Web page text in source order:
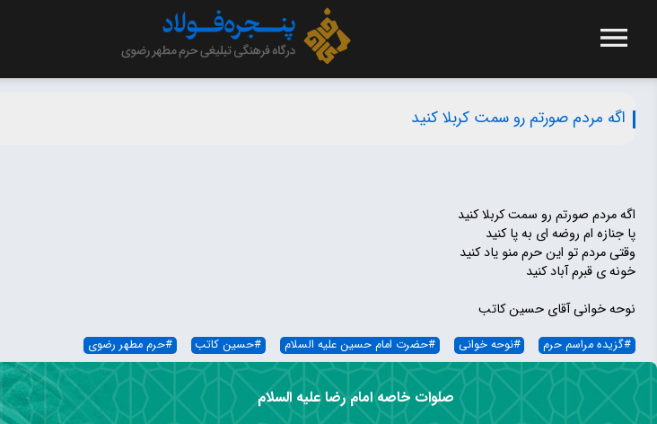
اگه مردم صورتم رو سمت کربلا کنید
اگه مردم صورتم رو سمت کربلا کنید
پا جنازه ام روضه ای به پا کنید
وقتی مردم تو این حرم منو یاد کنید
خونه ی قبرم آباد کنید
نوحه خوانی آقای حسین کاتب
#گزیده مراسم حرم #نوحه خوانی #حضرت امام حسین علیه السلام #حسین کاتب #حرم مطهر رضوی
صلوات خاصه امام رضا علیه السلام